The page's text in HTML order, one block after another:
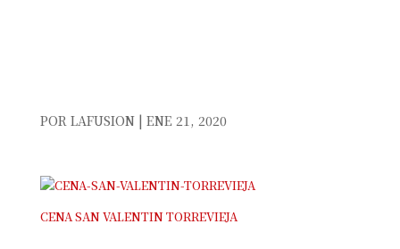
POR LAFUSION| ENE 21, 2020
CENA SAN VALENTIN TORREVIEJA